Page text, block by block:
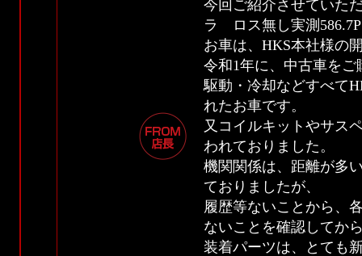
今回ご紹介させていた
ラ ロス無し実測
お車は、HKS本社様の
令和1年に、中古車を
駆動・冷却などすべて
れたお車です。
又コイルキットやサス
われておりました。
機関関係は、距離が多
ておりましたが、
履歴等ないことから、
ないことを確認してか
装着パーツは、とても